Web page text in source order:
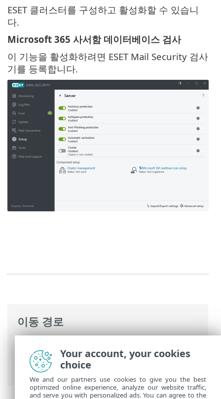
이동 경로
명령과 함께 ESET Mail Security>설정> 서
ESET 클러스터를 구성하고 활성화할 수 있습니
다.
Microsoft 365 사서함 데이터베이스 검사
이 기능을 활성화하려면 ESET Mail Security 검사
기를 등록합니다.
Your account, your cookies
choice
We and our partners use cookies to give you the best
optimized online experience, analyze our website traffic,
and serve you with personalized ads. You can agree to the